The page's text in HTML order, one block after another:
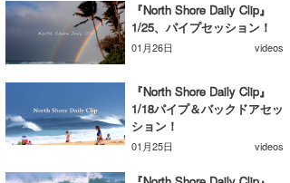
『North Shore Daily Clip』
1/25、パイプセッション！
01月26日 videos
『North Shore Daily Clip』
1/18パイプ＆バックドアセッ
ション！
01月25日 videos
熊谷素子
植村未来
NOBUFUKU
大野”MAR”修聖
喜納海人
ECE
G◎Da
H
KID